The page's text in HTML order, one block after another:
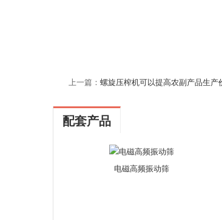
上一篇： 螺旋压榨机可以提高农副产品生产
配套产品
电磁高频振动筛